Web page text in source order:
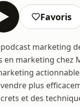
Favoris
marketing
marketing chez
plus
et des